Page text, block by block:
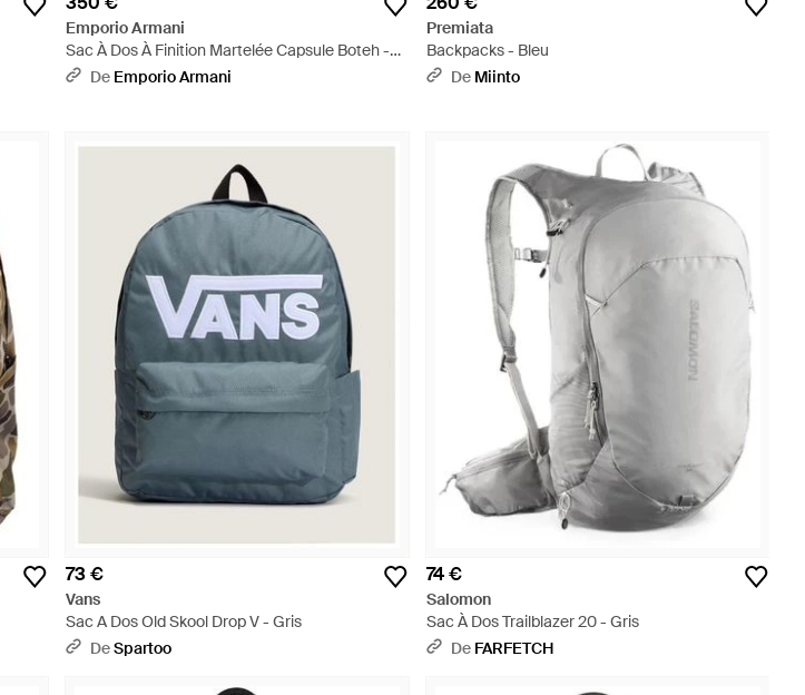
Emporio Armani
Sac À Dos À Finition Martelée Capsule Boteh -
GrisDe Emporio Armani
Premiata
Backpacks - Bleu
De Miinto
73 €
Vans
Sac A Dos Old Skool Drop V - Gris
DeSpartoo
74 €
Salomon
Sac À Dos Trailblazer 20 - Gris
De FARFETCH